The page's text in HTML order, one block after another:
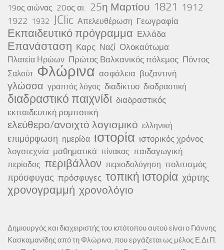
19ος αιώνας 20ος αι. 25η Μαρτίου 1821 1912
1922 1932 JClic Απελευθέρωση Γεωγραφία
Εκπαιδευτικό πρόγραμμα Ελλάδα
Επανάσταση Καρς Ναζί Ολοκαύτωμα
Πλατεία Ηρώων Πρώτος Βαλκανικός πόλεμος Πόντος
Σαλούτ Φλώρινα ασφάλεια βυζαντινή
γλώσσα γραπτός λόγος διαδίκτυο διαδραστική
διαδραστικό παιχνίδι διαδραστικός
εκπαιδευτική ρομποτική
ελεύθερο/ανοιχτό λογισμικό ελληνική
επιμόρφωση ημερίδα ιστορία ιστορικός χρόνος
λογοτεχνία μαθηματικά πίνακας παιδαγωγική
περίοδος περιβάλλον περιοδολόγηση πολιτισμός
πρόσφυγας πρόσφυγες τοπική ιστορία χάρτης
χρονογραμμή χρονολόγιο
Δημιουργός και διαχειριστής του ιστότοπου αυτού είναι ο Γιάννης
Κασκαμανίδης από τη Φλώρινα, που εργάζεται ως μέλος Ε.Δι.Π.